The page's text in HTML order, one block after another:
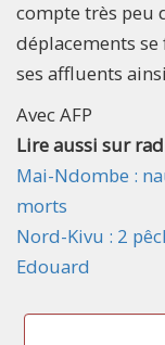
compte très peu
déplacements
ses affluents
Avec AFP
Lire aussi sur
Mai-Ndombe :
morts
Nord-Kivu : 2
Edouard